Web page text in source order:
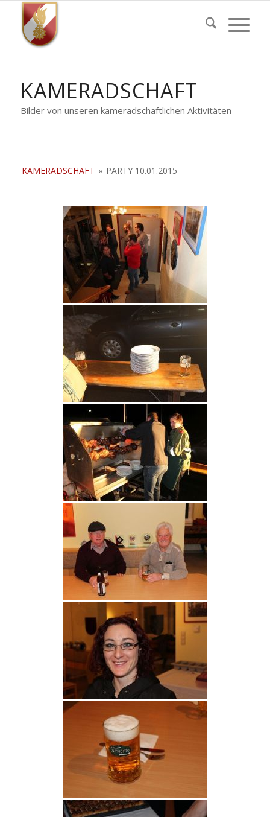
KAMERADSCHAFT
Bilder von unseren kameradschaftlichen Aktivitäten
KAMERADSCHAFT » PARTY 10.01.2015